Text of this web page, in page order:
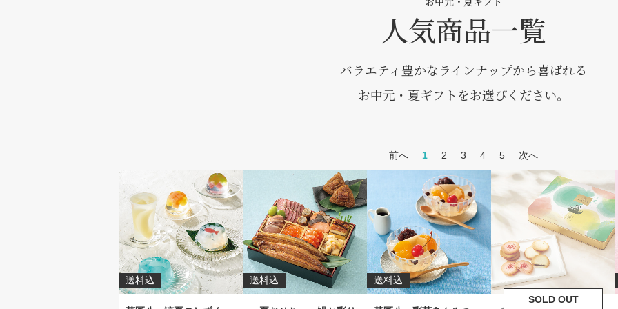
と内容盛沢山となっておりま
す。
人気商品一覧
バラエティ豊かなラインナップから喜ばれる
お中元・夏ギフトをお選びください。
前へ 1 2 3 4 5 次へ
送料込 送料込 送料込